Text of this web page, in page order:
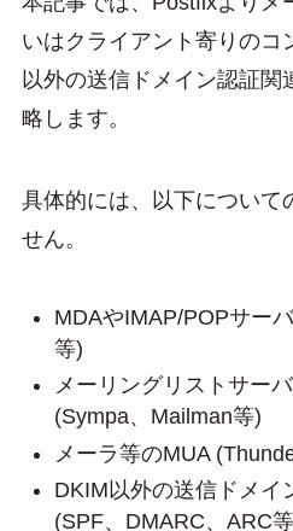
いはクライアント寄りのコ
以外の送信ドメイン認証関
略します。
具体的には、以下について
せん。
MDAやIMAP/POPサー
等)
メーリングリストサー
(Sympa、Mailman等)
メーラ等のMUA
DKIM以外の送信ドメイ
(SPF、DMARC、ARC